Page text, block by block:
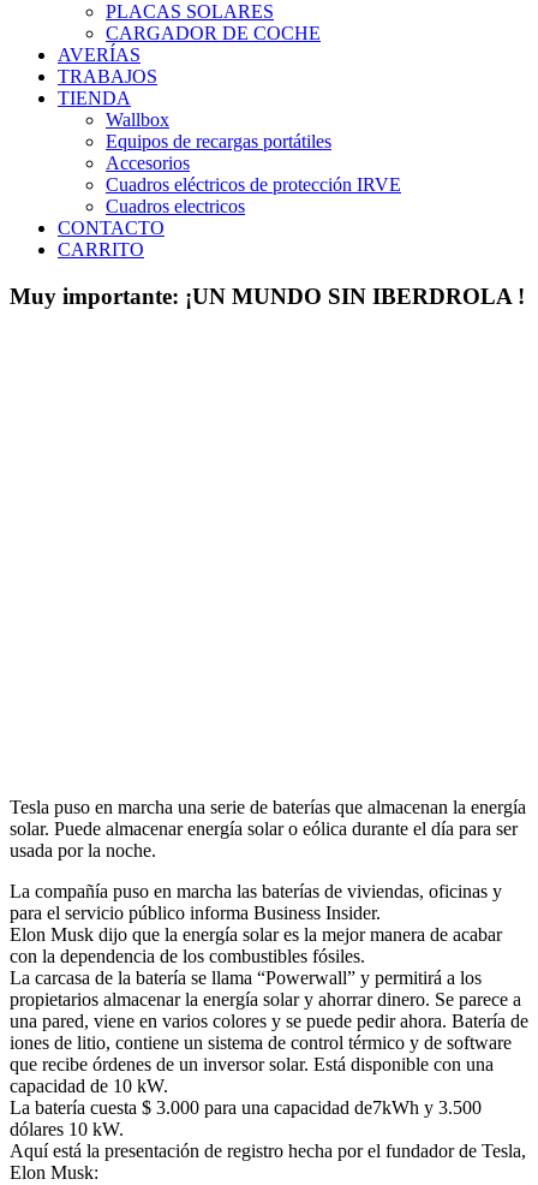
PLACAS SOLARES
CARGADOR DE COCHE
AVERÍAS
TRABAJOS
TIENDA
Wallbox
Equipos de recargas portátiles
Accesorios
Cuadros eléctricos de protección IRVE
Cuadros electricos
CONTACTO
CARRITO
Muy importante: ¡UN MUNDO SIN IBERDROLA !
Tesla puso en marcha una serie de baterías que almacenan la energía
solar. Puede almacenar energía solar o eólica durante el día para ser
usada por la noche.
La compañía puso en marcha las baterías de viviendas, oficinas y
para el servicio público informa Business Insider.
Elon Musk dijo que la energía solar es la mejor manera de acabar
con la dependencia de los combustibles fósiles.
La carcasa de la batería se llama “Powerwall” y permitirá a los
propietarios almacenar la energía solar y ahorrar dinero. Se parece a
una pared, viene en varios colores y se puede pedir ahora. Batería de
iones de litio, contiene un sistema de control térmico y de software
que recibe órdenes de un inversor solar. Está disponible con una
capacidad de 10 kW.
La batería cuesta $ 3.000 para una capacidad de7kWh y 3.500
dólares 10 kW.
Aquí está la presentación de registro hecha por el fundador de Tesla,
Elon Musk: